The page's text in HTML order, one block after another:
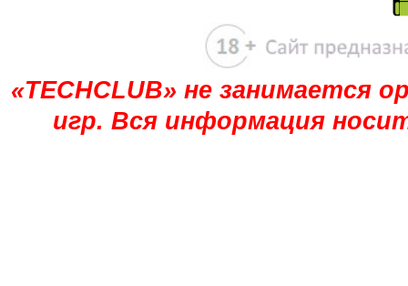
«TECHCLUB» не занимается
игр. Вся информация